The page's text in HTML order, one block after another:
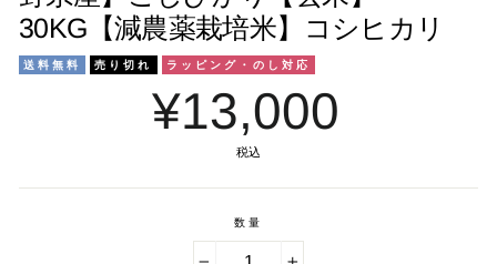
30KG【減農薬栽培米】コシヒカリ
送料無料 売り切れ ラッピング・のし対応
¥13,000
税込
数量